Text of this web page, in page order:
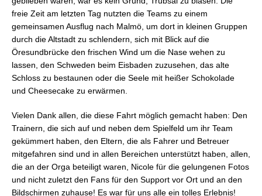
freie Zeit am letzten Tag nutzten die Teams zu einem
gemeinsamen Ausflug nach Malmö, um dort in kleinen Gruppen
durch die Altstadt zu schlendern, sich mit Blick auf die
Öresundbrücke den frischen Wind um die Nase wehen zu
lassen, den Schweden beim Eisbaden zuzusehen, das alte
Schloss zu bestaunen oder die Seele mit heißer Schokolade
und Cheesecake zu erwärmen.
Vielen Dank allen, die diese Fahrt möglich gemacht haben: Den
Trainern, die sich auf und neben dem Spielfeld um ihr Team
gekümmert haben, den Eltern, die als Fahrer und Betreuer
mitgefahren sind und in allen Bereichen unterstützt haben, allen,
die an der Orga beteiligt waren, Nicole für die gelungenen Fotos
und nicht zuletzt den Fans für den Support vor Ort und an den
Bildschirmen zuhause! Es war für uns alle ein tolles Erlebnis!